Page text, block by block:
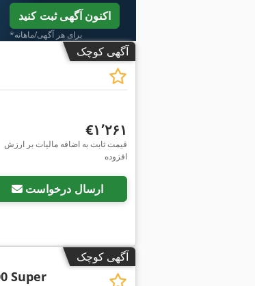
اکنون آگهی ثبت کنید
*برای هر آگهی/ماهانه
آگهی کوچک
‎€۱٬۲۶۱
قیمت ثابت به اضافه مالیات بر ارزش
افزوده
ارسال درخواست
آگهی کوچک
Super